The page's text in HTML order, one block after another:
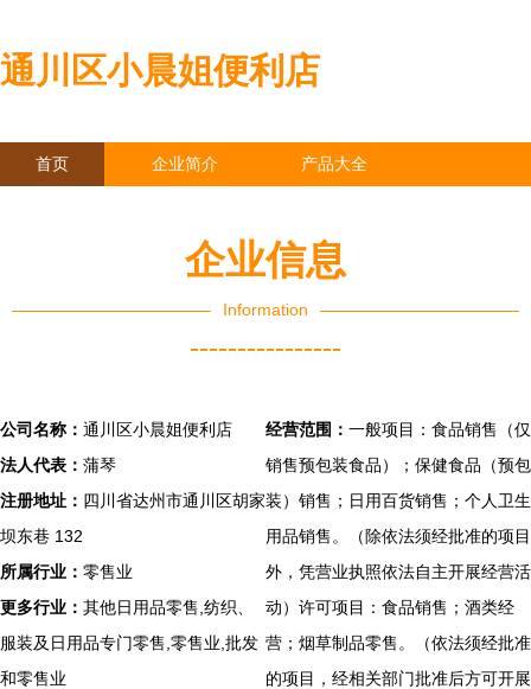
通川区小晨姐便利店
首页 企业简介 产品大全
企业信息
Information
----------------
公司名称： 通川区小晨姐便利店
法人代表： 蒲琴
注册地址： 四川省达州市通川区胡家
坝东巷 132
所属行业： 零售业
更多行业： 其他日用品零售,纺织、
服装及日用品专门零售,零售业,批发
和零售业
经营范围： 一般项目：食品销售（仅
销售预包装食品）；保健食品（预包
装）销售；日用百货销售；个人卫生
用品销售。（除依法须经批准的项目
外，凭营业执照依法自主开展经营活
动）许可项目：食品销售；酒类经
营；烟草制品零售。（依法须经批准
的项目，经相关部门批准后方可开展